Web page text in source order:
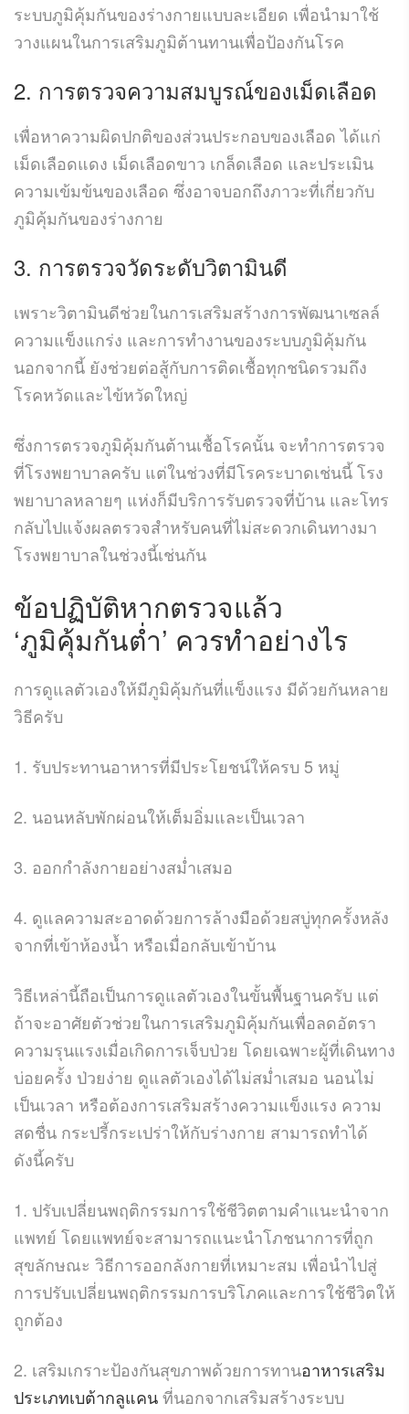
ระบบภูมิคุ้มกันของร่างกายแบบละเอียด เพื่อนำมาใช้
วางแผนในการเสริมภูมิต้านทานเพื่อป้องกันโรค
2. การตรวจความสมบูรณ์ของเม็ดเลือด
เพื่อหาความผิดปกติของส่วนประกอบของเลือด ได้แก่
เม็ดเลือดแดง เม็ดเลือดขาว เกล็ดเลือด และประเมิน
ความเข้มข้นของเลือด ซึ่งอาจบอกถึงภาวะที่เกี่ยวกับ
ภูมิคุ้มกันของร่างกาย
3. การตรวจวัดระดับวิตามินดี
เพราะวิตามินดีช่วยในการเสริมสร้างการพัฒนาเซลล์
ความแข็งแกร่ง และการทำงานของระบบภูมิคุ้มกัน
นอกจากนี้ ยังช่วยต่อสู้กับการติดเชื้อทุกชนิดรวมถึง
โรคหวัดและไข้หวัดใหญ่
ซึ่งการตรวจภูมิคุ้มกันต้านเชื้อโรคนั้น จะทำการตรวจ
ที่โรงพยาบาลครับ แต่ในช่วงที่มีโรคระบาดเช่นนี้ โรง
พยาบาลหลายๆ แห่งก็มีบริการรับตรวจที่บ้าน และโทร
กลับไปแจ้งผลตรวจสำหรับคนที่ไม่สะดวกเดินทางมา
โรงพยาบาลในช่วงนี้เช่นกัน
ข้อปฏิบัติหากตรวจแล้ว
‘ภูมิคุ้มกันต่ำ’ ควรทำอย่างไร
การดูแลตัวเองให้มีภูมิคุ้มกันที่แข็งแรง มีด้วยกันหลาย
วิธีครับ
1. รับประทานอาหารที่มีประโยชน์ให้ครบ 5 หมู่
2. นอนหลับพักผ่อนให้เต็มอิ่มและเป็นเวลา
3. ออกกำลังกายอย่างสม่ำเสมอ
4. ดูแลความสะอาดด้วยการล้างมือด้วยสบู่ทุกครั้งหลัง
จากที่เข้าห้องน้ำ หรือเมื่อกลับเข้าบ้าน
วิธีเหล่านี้ถือเป็นการดูแลตัวเองในขั้นพื้นฐานครับ แต่
ถ้าจะอาศัยตัวช่วยในการเสริมภูมิคุ้มกันเพื่อลดอัตรา
ความรุนแรงเมื่อเกิดการเจ็บป่วย โดยเฉพาะผู้ที่เดินทาง
บ่อยครั้ง ป่วยง่าย ดูแลตัวเองได้ไม่สม่ำเสมอ นอนไม่
เป็นเวลา หรือต้องการเสริมสร้างความแข็งแรง ความ
สดชื่น กระปรี้กระเปร่าให้กับร่างกาย สามารถทำได้
ดังนี้ครับ
1. ปรับเปลี่ยนพฤติกรรมการใช้ชีวิตตามคำแนะนำจาก
แพทย์ โดยแพทย์จะสามารถแนะนำโภชนาการที่ถูก
สุขลักษณะ วิธีการออกลังกายที่เหมาะสม เพื่อนำไปสู่
การปรับเปลี่ยนพฤติกรรมการบริโภคและการใช้ชีวิตให้
ถูกต้อง
2. เสริมเกราะป้องกันสุขภาพด้วยการทานอาหารเสริม
ประเภทเบต้ากลูแคนที่นอกจากเสริมสร้างระบบ